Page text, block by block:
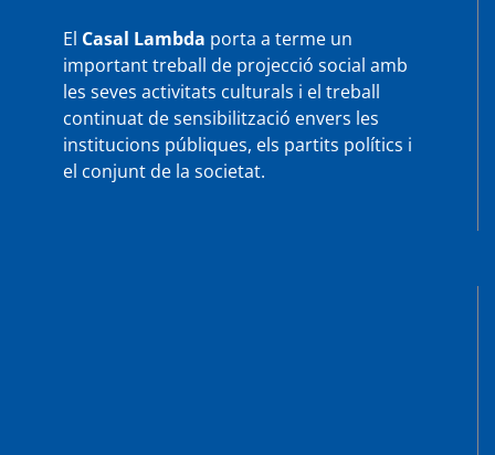
El Casal Lambda porta a terme un
important treball de projecció social amb
les seves activitats culturals i el treball
continuat de sensibilització envers les
institucions públiques, els partits polítics i
el conjunt de la societat.